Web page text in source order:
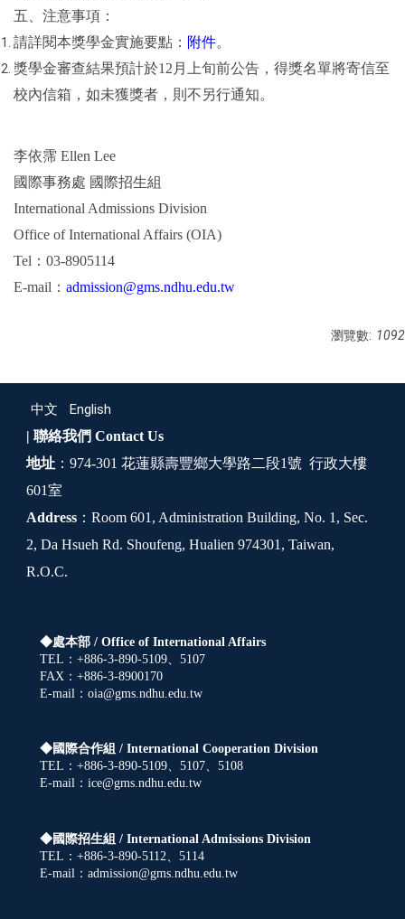
五、注意事項：
請詳閱本獎學金實施要點： 附件。
獎學金審查結果預計於12月上旬前公告，得獎名單將寄信至
校內信箱，如未獲獎者，則不另行通知。
李依霈 Ellen Lee
國際事務處 國際招生組
International Admissions Division
Office of International Affairs (OIA)
Tel ： 03-8905114
E-mail ： admission@gms.ndhu.edu.tw
瀏覽數: 1092
中文 English
| 聯絡我們 Contact Us
地址 ：974-301 花蓮縣壽豐鄉大學路二段1號 行政大樓
601室
Address ：Room 601, Administration Building, No. 1, Sec.
2, Da Hsueh Rd. Shoufeng, Hualien 974301, Taiwan,
R.O.C.
◆處本部 / Office of International Affairs
TEL：+886-3-890-5109、5107
FAX：+886-3-8900170
E-mail：oia@gms.ndhu.edu.tw
◆國際合作組 / International Cooperation Division
TEL：+886-3-890-5109、5107、5108
E-mail：ice@gms.ndhu.edu.tw
◆國際招生組 / International Admissions Division
TEL：+886-3-890-5112、5114
E-mail：admission@gms.ndhu.edu.tw